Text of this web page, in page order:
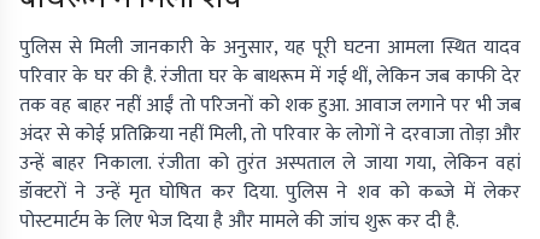
पुलिस से मिली जानकारी के अनुसार, यह पूरी घटना आमला स्थित यादव
परिवार के घर की है. रंजीता घर के बाथरूम में गई थीं, लेकिन जब काफी देर
तक वह बाहर नहीं आईं तो परिजनों को शक हुआ. आवाज लगाने पर भी जब
अंदर से कोई प्रतिक्रिया नहीं मिली, तो परिवार के लोगों ने दरवाजा तोड़ा और
उन्हें बाहर निकाला. रंजीता को तुरंत अस्पताल ले जाया गया, लेकिन वहां
डॉक्टरों ने उन्हें मृत घोषित कर दिया. पुलिस ने शव को कब्जे में लेकर
पोस्टमार्टम के लिए भेज दिया है और मामले की जांच शुरू कर दी है.